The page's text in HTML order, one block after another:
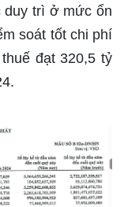
duy trì ở mức ổn
soát tốt chi phí
đạt 320,5 tỷ